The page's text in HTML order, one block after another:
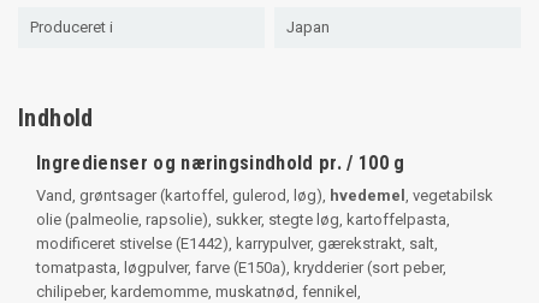
Produceret i Japan
Indhold
Ingredienser og næringsindhold pr. / 100 g
Vand, grøntsager (kartoffel, gulerod, løg), hvedemel , vegetabilsk
olie (palmeolie, rapsolie), sukker, stegte løg, kartoffelpasta,
modificeret stivelse (E1442), karrypulver, gærekstrakt, salt,
tomatpasta, løgpulver, farve (E150a), krydderier (sort peber,
chilipeber, kardemomme, muskatnød, fennikel,